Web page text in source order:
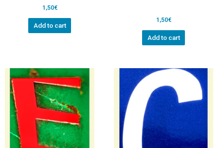
1,50€
Add to cart
1,50€
Add to cart